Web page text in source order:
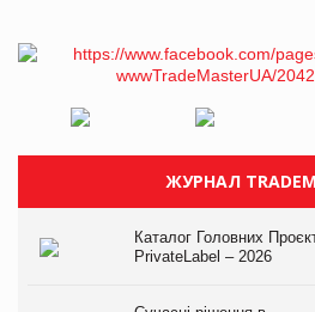
ЖУРНАЛ
Каталог Головних
PrivateLabel – 2026